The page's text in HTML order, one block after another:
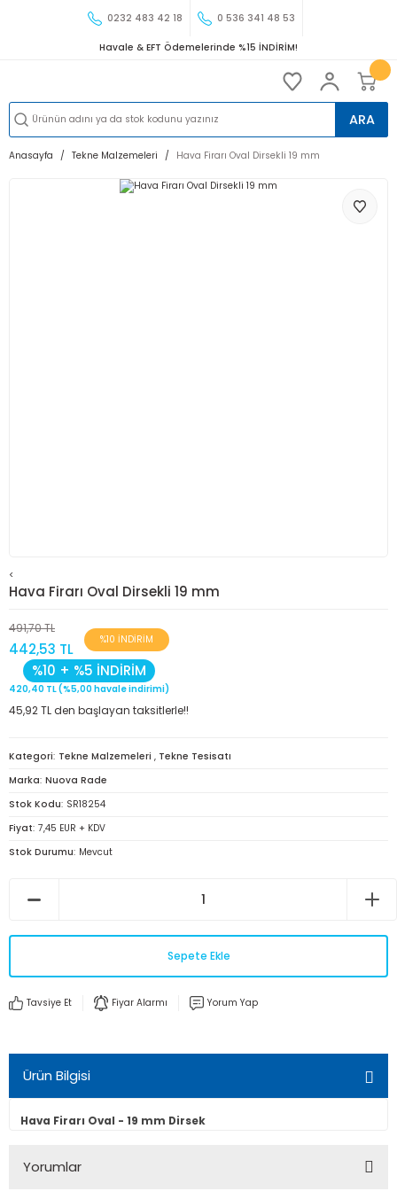
0232 483 42 18 0 536 341 48 53
Havale & EFT Ödemelerinde %15 İNDİRİM!
ARA
Anasayfa Tekne Malzemeleri Hava Firarı Oval Dirsekli 19 mm
<
Hava Firarı Oval Dirsekli 19 mm
491,70 TL
442,53 TL
%10 İNDİRİM
%10 + %5 İNDİRİM
420,40 TL (%5,00 havale indirimi)
45,92 TL den başlayan taksitlerle!!
Kategori Tekne Malzemeleri , Tekne Tesisatı
Marka Nuova Rade
Stok Kodu SR18254
Fiyat 7,45 EUR + KDV
Stok Durumu Mevcut
Sepete Ekle
Tavsiye Et Fiyar Alarmı Yorum Yap
Ürün Bilgisi
Hava Firarı Oval - 19 mm Dirsek
Yorumlar